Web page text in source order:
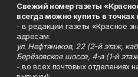
Свежий номер газеты
всегда можно купить в
- в редакции газеты «Красное
адресам:
ул. Нефтяников, 22 (2-й этаж,
Берёзовское шоссе, 4-а (1-й
- во всех почтовых отделениях